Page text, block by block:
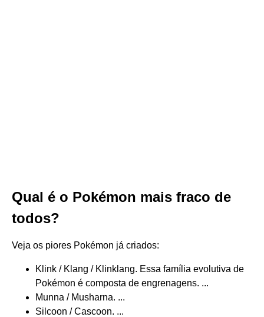
Qual é o Pokémon mais fraco de
todos?
Veja os piores Pokémon já criados:
Klink / Klang / Klinklang. Essa família evolutiva de
Pokémon é composta de engrenagens. ...
Munna / Musharna. ...
Silcoon / Cascoon. ...